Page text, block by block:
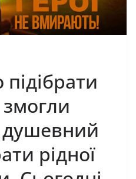
змогли
рідної